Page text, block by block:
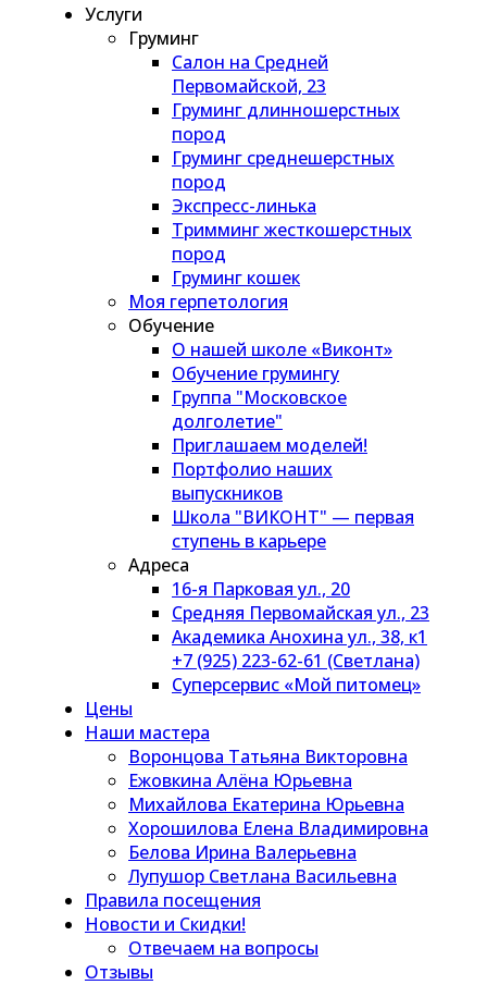
Услуги
Груминг
Салон на Средней
Первомайской, 23
Груминг длинношерстных
пород
Груминг среднешерстных
пород
Экспресс-линька
Тримминг жесткошерстных
пород
Груминг кошек
Моя герпетология
Обучение
О нашей школе «Виконт»
Обучение грумингу
Группа "Московское
долголетие"
Приглашаем моделей!
Портфолио наших
выпускников
Школа "ВИКОНТ" — первая
ступень в карьере
Адреса
16-я Парковая ул., 20
Средняя Первомайская ул., 23
Академика Анохина ул., 38, к1
+7 (925) 223-62-61 (Светлана)
Суперсервис «Мой питомец»
Цены
Наши мастера
Воронцова Татьяна Викторовна
Ежовкина Алёна Юрьевна
Михайлова Екатерина Юрьевна
Хорошилова Елена Владимировна
Белова Ирина Валерьевна
Лупушор Светлана Васильевна
Правила посещения
Новости и Скидки!
Отвечаем на вопросы
Отзывы